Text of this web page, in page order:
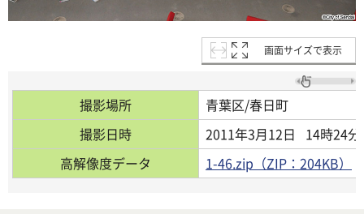
画面サイズで表示
撮影場所
青葉区/春日町
撮影日時
2011年3月12日
14時24分
高解像度データ
1-46.zip（ZIP：204KB）